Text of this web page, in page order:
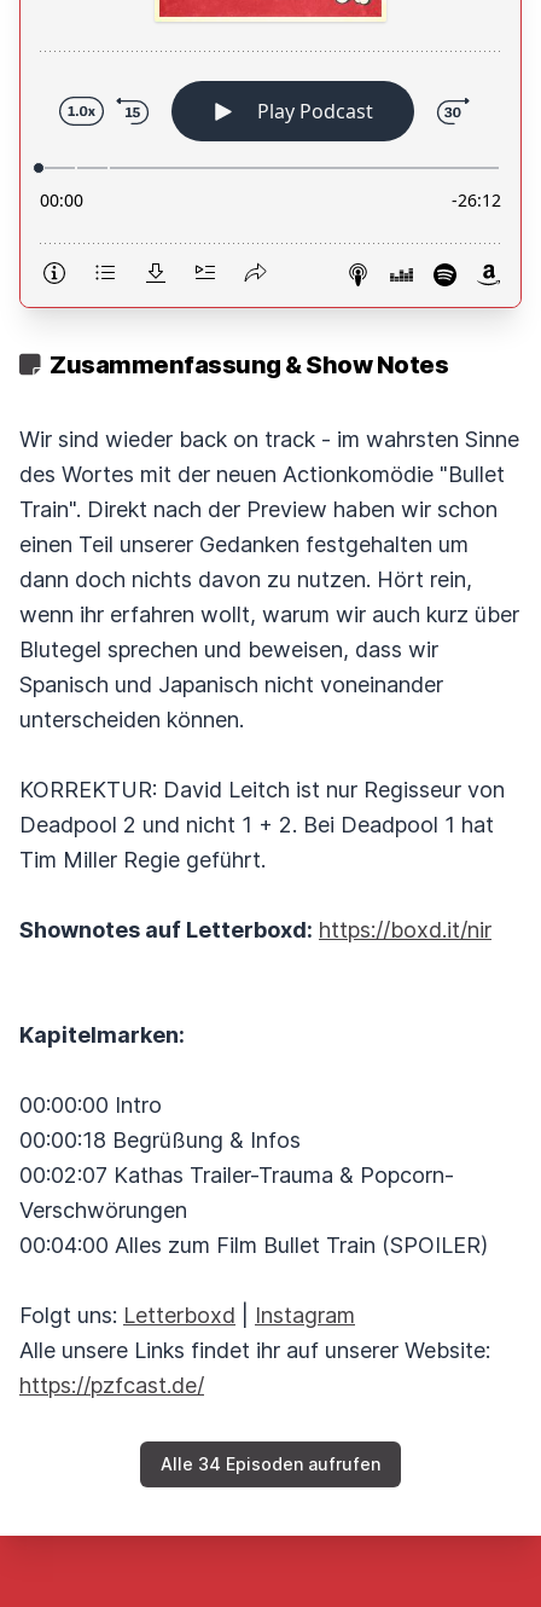
Zusammenfassung & Show Notes
Wir sind wieder back on track - im wahrsten Sinne
des Wortes mit der neuen Actionkomödie "Bullet
Train". Direkt nach der Preview haben wir schon
einen Teil unserer Gedanken festgehalten um
dann doch nichts davon zu nutzen. Hört rein,
wenn ihr erfahren wollt, warum wir auch kurz über
Blutegel sprechen und beweisen, dass wir
Spanisch und Japanisch nicht voneinander
unterscheiden können.
KORREKTUR: David Leitch ist nur Regisseur von
Deadpool 2 und nicht 1 + 2. Bei Deadpool 1 hat
Tim Miller Regie geführt.
Shownotes auf Letterboxd: https://boxd.it/nir
Kapitelmarken:
00:00:00 Intro
00:00:18 Begrüßung & Infos
00:02:07 Kathas Trailer-Trauma & Popcorn-
Verschwörungen
00:04:00 Alles zum Film Bullet Train (SPOILER)
Folgt uns: Letterboxd
Instagram
Alle unsere Links findet ihr auf unserer Website:
https://pzfcast.de/
Alle 34 Episoden aufrufen